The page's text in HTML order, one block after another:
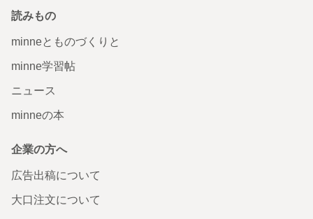
読みもの
minneとものづくりと
minne学習帖
ニュース
minneの本
企業の方へ
広告出稿について
大口注文について